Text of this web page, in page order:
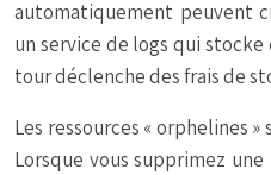
automatiquement peuvent
un service de logs qui stocke
tour déclenche des frais de
Les ressources « orphelines
Lorsque vous supprimez